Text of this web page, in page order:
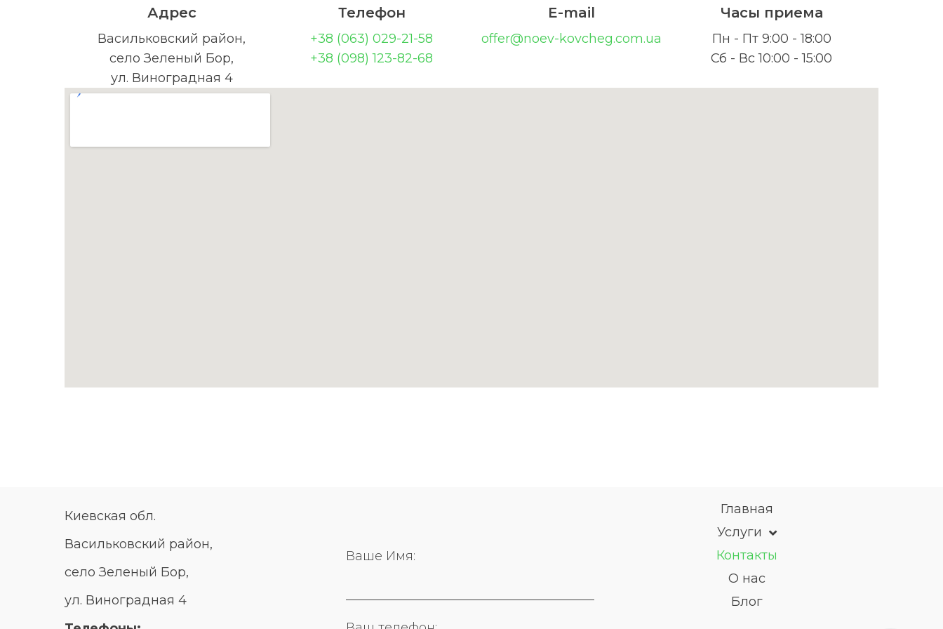
Адрес
Васильковский район,
село Зеленый Бор,
ул. Виноградная 4
Телефон
+38 (063) 029-21-58
+38 (098) 123-82-68
E-mail
offer@noev-kovcheg.com.ua
Часы приема
Пн - Пт 9:00 - 18:00
Сб - Вс 10:00 - 15:00
Киевская обл.
Васильковский район,
село Зеленый Бор,
ул. Виноградная 4
Ваше Имя:
Главная
Услуги
Контакты
О нас
Блог